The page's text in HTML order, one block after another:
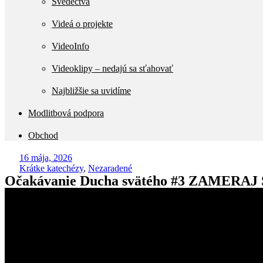
Videá o projekte
VideoInfo
Videoklipy – nedajú sa sťahovať
Najbližšie sa uvidíme
Modlitbová podpora
Obchod
16 mája, 2026
Krátke katechézy, Nezaradené
Očakávanie Ducha svätého #3 ZAMERAJ